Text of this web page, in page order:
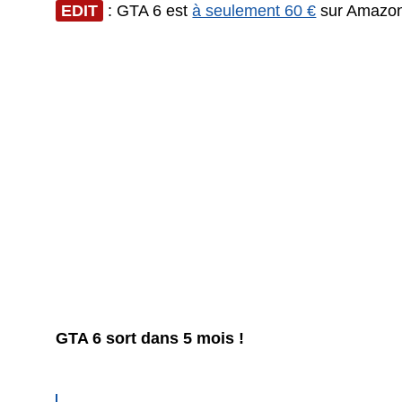
EDIT : GTA 6 està seulement 60 € sur
GTA 6 sort dans 5 mois !